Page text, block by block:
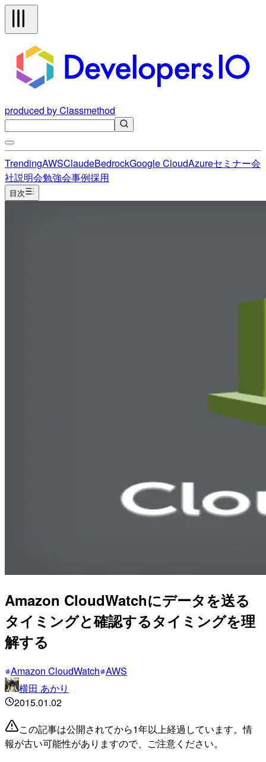
produced by Classmethod
TrendingAWSClaudeBedrockGoogle CloudAzureセミナー会
社説明会勉強会事例採用
目次
Amazon CloudWatchにデータを送る
タイミングと確認するタイミングを理
解する
Amazon CloudWatch AWS
横田 あかり
2015.01.02
この記事は公開されてから1年以上経過しています。情
報が古い可能性がありますので、ご注意ください。